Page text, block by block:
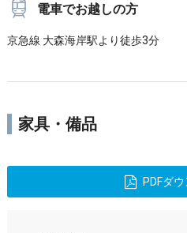
電車でお越しの方
京急線 大森海岸駅より徒歩3分
家具・備品
PDFダ